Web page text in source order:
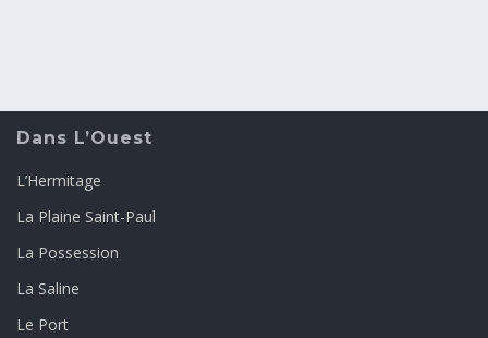
Dans L’Ouest
L’Hermitage
La Plaine Saint-Paul
La Possession
La Saline
Le Port